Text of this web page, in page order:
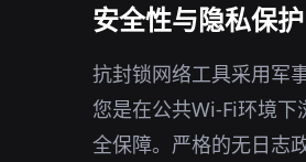
安全性与隐私保护
抗封锁网络工具采用军
您是在公共Wi-Fi环境
全保障。严格的无日志